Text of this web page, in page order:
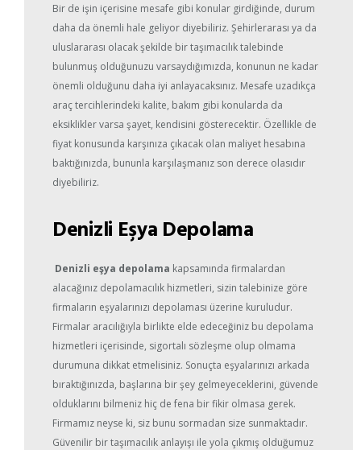
Bir de işin içerisine mesafe gibi konular girdiğinde, durum
daha da önemli hale geliyor diyebiliriz. Şehirlerarası ya da
uluslararası olacak şekilde bir taşımacılık talebinde
bulunmuş olduğunuzu varsaydığımızda, konunun ne kadar
önemli olduğunu daha iyi anlayacaksınız. Mesafe uzadıkça
araç tercihlerindeki kalite, bakım gibi konularda da
eksiklikler varsa şayet, kendisini gösterecektir. Özellikle de
fiyat konusunda karşınıza çıkacak olan maliyet hesabına
baktığınızda, bununla karşılaşmanız son derece olasıdır
diyebiliriz.
Denizli Eşya Depolama
Denizli eşya depolama kapsamında firmalardan
alacağınız depolamacılık hizmetleri, sizin talebinize göre
firmaların eşyalarınızı depolaması üzerine kuruludur.
Firmalar aracılığıyla birlikte elde edeceğiniz bu depolama
hizmetleri içerisinde, sigortalı sözleşme olup olmama
durumuna dikkat etmelisiniz. Sonuçta eşyalarınızı arkada
bıraktığınızda, başlarına bir şey gelmeyeceklerini, güvende
olduklarını bilmeniz hiç de fena bir fikir olmasa gerek.
Firmamız neyse ki, siz bunu sormadan size sunmaktadır.
Güvenilir bir taşımacılık anlayışı ile yola çıkmış olduğumuz